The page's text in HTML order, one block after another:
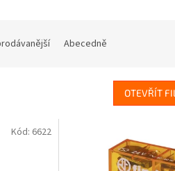
Abecedně
OTEVŘÍT
Kód: 6622